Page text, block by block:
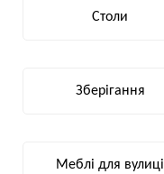
Столи
Зберігання
Меблі для вулиці